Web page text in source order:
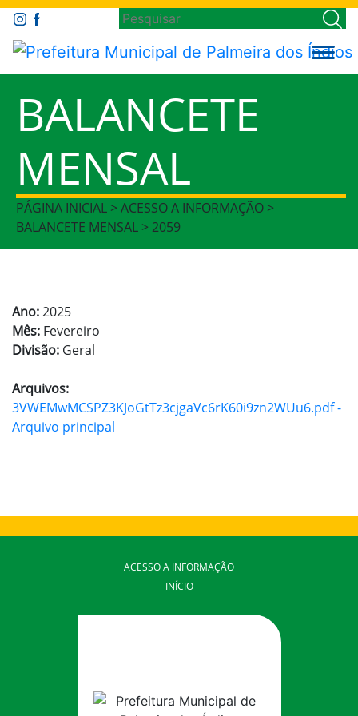
BALANCETE
MENSAL
PÁGINA INICIAL > ACESSO A INFORMAÇÃO >
BALANCETE MENSAL > 2059
Ano:2025
Mês: Fevereiro
Divisão: Geral
Arquivos:
3VWEMwMCSPZ3KJoGtTz3cjgaVc6rK60i9zn2WUu6.pdf -
Arquivo principal
ACESSO A INFORMAÇÃO
INÍCIO